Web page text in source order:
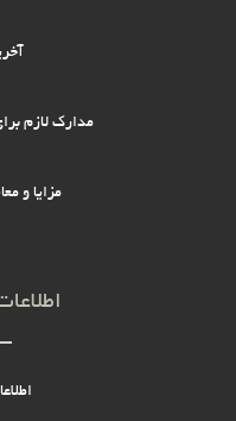
مدارک لازم
مزایا و